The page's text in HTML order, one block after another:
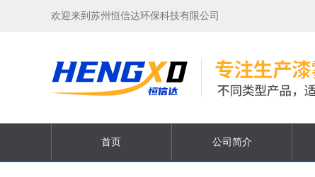
欢迎来到苏州恒信达环保科技有限公司
首页 公司简介